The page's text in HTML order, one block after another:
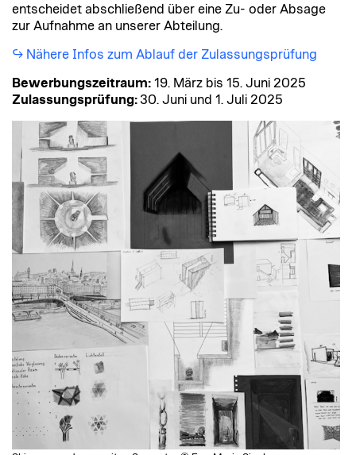
entscheidet abschließend über eine Zu- oder Absage
zur Aufnahme an unserer Abteilung.
Nähere Infos zum Ablauf der Zulassungsprüfung
Bewerbungszeitraum: 19. März bis 15. Juni 2025
Zulassungsprüfung: 30. Juni und 1. Juli 2025